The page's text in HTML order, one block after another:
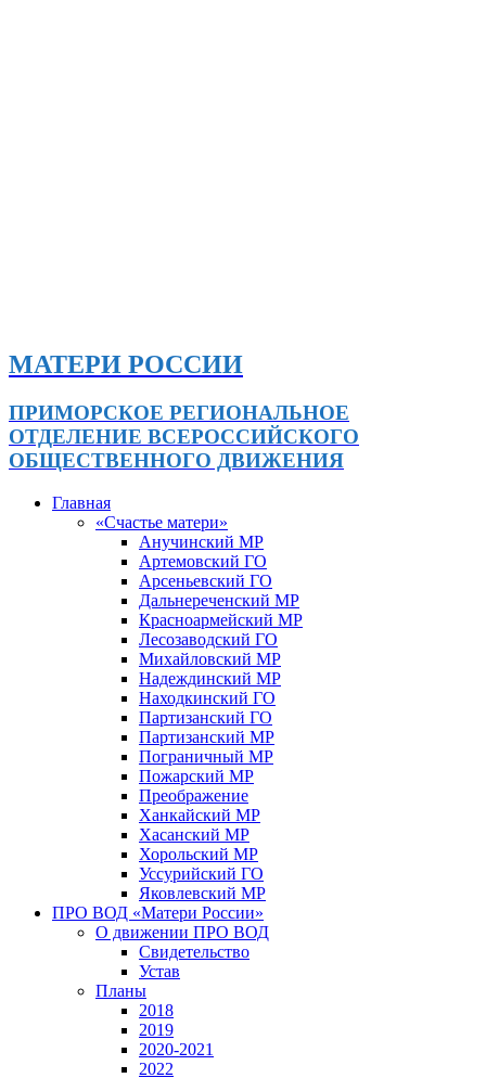
МАТЕРИ РОССИИ
ПРИМОРСКОЕ РЕГИОНАЛЬНОЕ
ОТДЕЛЕНИЕ ВСЕРОССИЙСКОГО
ОБЩЕСТВЕННОГО ДВИЖЕНИЯ
Главная
«Счастье матери»
Анучинский МР
Артемовский ГО
Арсеньевский ГО
Дальнереченский МР
Красноармейский МР
Лесозаводский ГО
Михайловский МР
Надеждинский МР
Находкинский ГО
Партизанский ГО
Партизанский МР
Пограничный МР
Пожарский МР
Преображение
Ханкайский МР
Хасанский МР
Хорольский МР
Уссурийский ГО
Яковлевский МР
ПРО ВОД «Матери России»
О движении ПРО ВОД
Свидетельство
Устав
Планы
2018
2019
2020-2021
2022